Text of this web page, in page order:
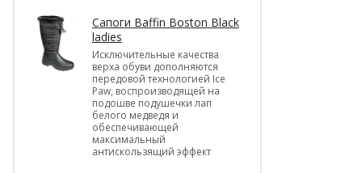
Cапоги Baffin Boston Black
ladies
Исключительные качества
верха обуви дополняются
передовой технологией Ice
Paw, воспроизводящей на
подошве подушечки лап
белого медведя и
обеспечивающей
максимальный
антискользящий эффект